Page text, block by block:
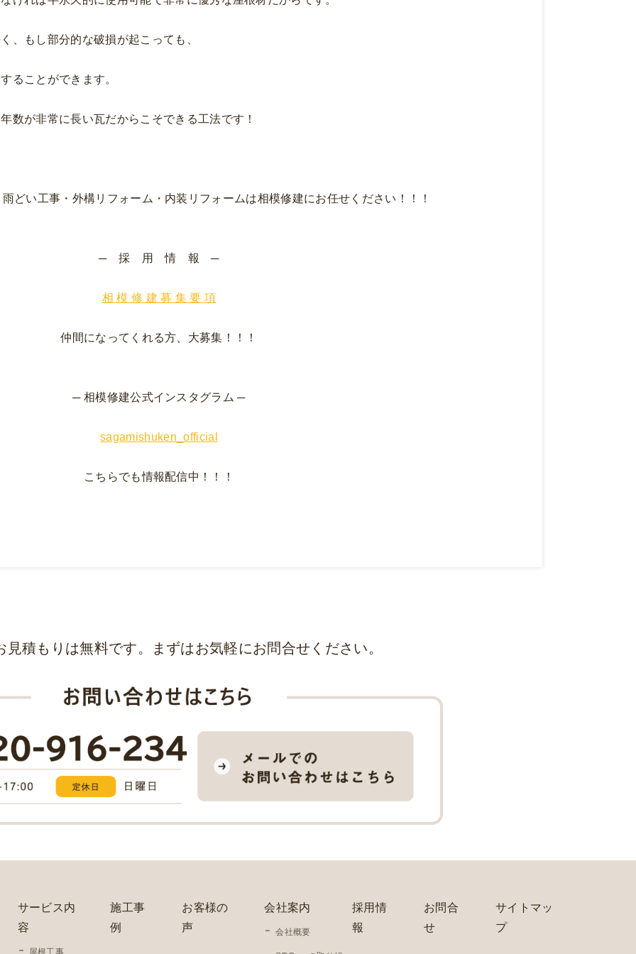
、もし部分的な破損が起こっても、
ることができます。
数が非常に長い瓦だからこそできる工法です！
どい工事・外構リフォーム・内装リフォームは相模修建にお任せください！！！
─ 採 用 情 報 ─
相 模 修 建 募 集 要 項
仲間になってくれる方、大募集！！！
─ 相模修建公式インスタグラム ─
sagamishuken_official
こちらでも情報配信中！！！
見積もりは無料です。まずはお気軽にお問合せください。
サービス内
容
屋根工事
施工事
例
お客様の
声
会社案内
会社概要
採用情
報
お問合
せ
サイトマッ
プ